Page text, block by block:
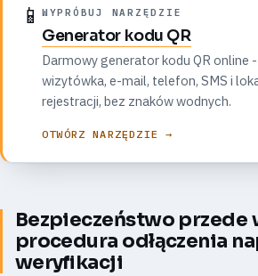
📱 WYPRÓBUJ NARZĘDZIE
Generator kodu QR
Darmowy generator kodu QR online -
wizytówka, e-mail, telefon, SMS i
rejestracji, bez znaków wodnych.
OTWÓRZ NARZĘDZIE →
Bezpieczeństwo przede
procedura odłączenia
weryfikacji